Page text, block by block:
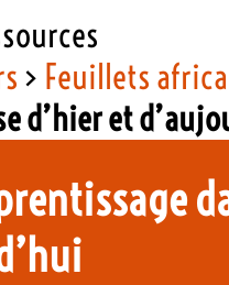
> Feuillets
d’hier et